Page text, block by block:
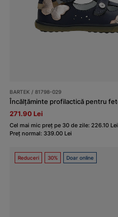
BARTEK / 81798-029
271.90 Lei
Cel mai mic preț pe 30 de zile: 226.10 Lei
Preț normal: 339.00 Lei
Reduceri 30% Doar online